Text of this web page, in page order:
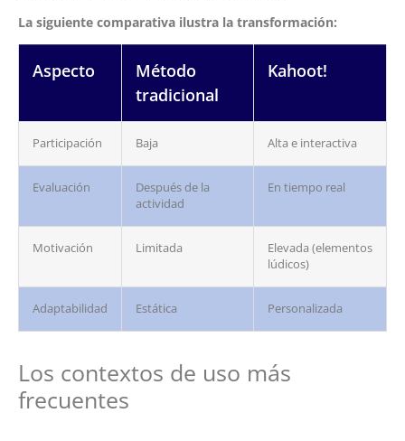
La siguiente comparativa ilustra la transformación:
Aspecto
Método
tradicional
Kahoot!
Participación Baja Alta e interactiva
Evaluación
Después de la
actividad
En tiempo real
Motivación Limitada
Elevada (elementos
lúdicos)
Adaptabilidad Estática Personalizada
Los contextos de uso más
frecuentes